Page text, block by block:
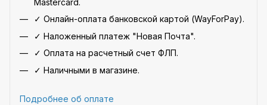
Mastercard.
✓ Онлайн-оплата банковской картой (WayForPay).
✓ Наложенный платеж "Новая Почта".
✓ Оплата на расчетный счет ФЛП.
✓ Наличными в магазине.
Подробнее об оплате